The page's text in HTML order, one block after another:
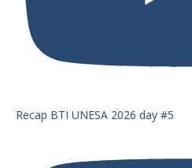
Recap BTI UNESA 2026 day #5